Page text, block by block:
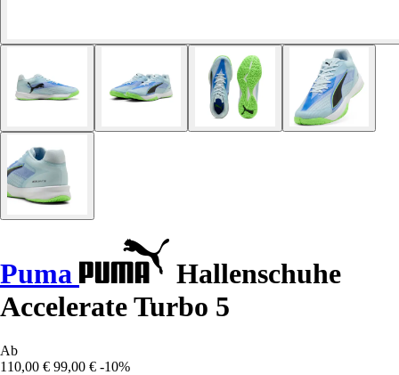
Puma
Hallenschuhe
Accelerate Turbo 5
Ab
110,00 € 99,00 € -10%